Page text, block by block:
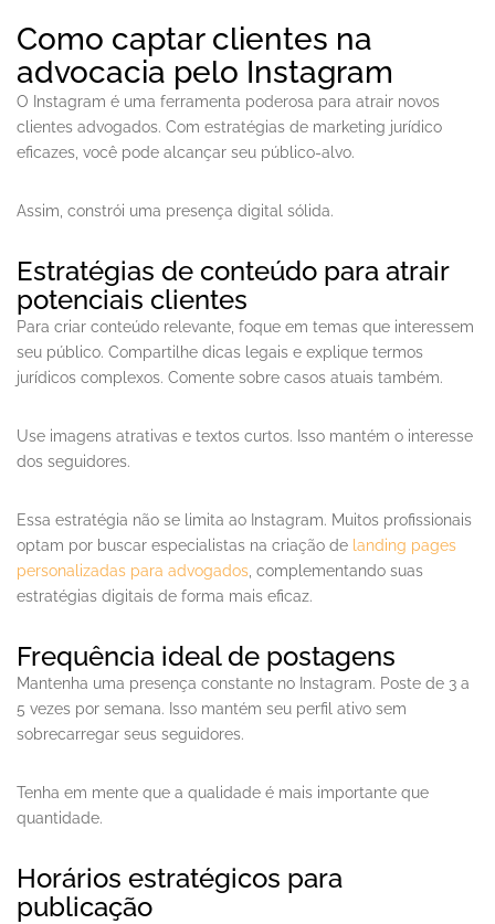
Como captar clientes na
advocacia pelo Instagram
O Instagram é uma ferramenta poderosa para atrair novos
clientes advogados. Com estratégias de marketing jurídico
eficazes, você pode alcançar seu público-alvo.
Assim, constrói uma presença digital sólida.
Estratégias de conteúdo para atrair
potenciais clientes
Para criar conteúdo relevante, foque em temas que interessem
seu público. Compartilhe dicas legais e explique termos
jurídicos complexos. Comente sobre casos atuais também.
Use imagens atrativas e textos curtos. Isso mantém o interesse
dos seguidores.
Essa estratégia não se limita ao Instagram. Muitos profissionais
optam por buscar especialistas na criação de landing pages
personalizadas para advogados , complementando suas
estratégias digitais de forma mais eficaz.
Frequência ideal de postagens
Mantenha uma presença constante no Instagram. Poste de 3 a
5 vezes por semana. Isso mantém seu perfil ativo sem
sobrecarregar seus seguidores.
Tenha em mente que a qualidade é mais importante que
quantidade.
Horários estratégicos para
publicação